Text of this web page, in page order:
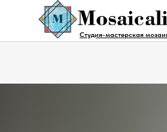
Студия-мастерская